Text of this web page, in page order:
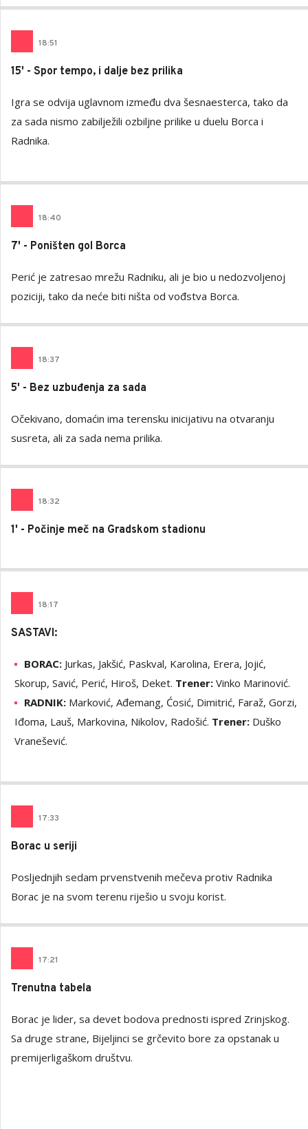
18:51
15' - Spor tempo, i dalje bez prilika
Igra se odvija uglavnom između dva šesnaesterca, tako da
za sada nismo zabilježili ozbiljne prilike u duelu Borca i
Radnika.
18:40
7' - Poništen gol Borca
Perić je zatresao mrežu Radniku, ali je bio u nedozvoljenoj
poziciji, tako da neće biti ništa od vođstva Borca.
18:37
5' - Bez uzbuđenja za sada
Očekivano, domaćin ima terensku inicijativu na otvaranju
susreta, ali za sada nema prilika.
18:32
1' - Počinje meč na Gradskom stadionu
18:17
SASTAVI:
BORAC: Jurkas, Jakšić, Paskval, Karolina, Erera, Jojić,
Skorup, Savić, Perić, Hiroš, Deket. Trener: Vinko Marinović.
RADNIK: Marković, Ađemang, Ćosić, Dimitrić, Faraž, Gorzi,
Iđoma, Lauš, Markovina, Nikolov, Radošić. Trener: Duško
Vranešević.
17:33
Borac u seriji
Posljednjih sedam prvenstvenih mečeva protiv Radnika
Borac je na svom terenu riješio u svoju korist.
17:21
Trenutna tabela
Borac je lider, sa devet bodova prednosti ispred Zrinjskog.
Sa druge strane, Bijeljinci se grčevito bore za opstanak u
premijerligaškom društvu.